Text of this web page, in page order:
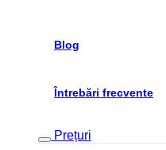
Blog
Întrebări frecvente
Prețuri